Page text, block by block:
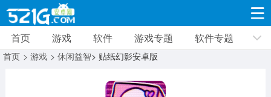
游戏 软件 游戏专题 软件专题 新闻资讯
8691款应用
首页 游戏 软件 游戏专题 软件专题
首页 > 游戏 > 休闲益智> 贴纸幻影安卓版